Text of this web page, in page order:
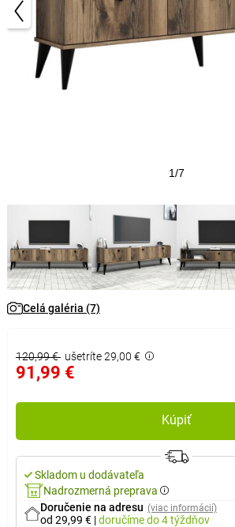
1/7
Celá galéria (7)
120,99 € ušetríte 29,00 €
91,99 €
Kúpiť
Skladom u dodávateľa
Nadrozmerná preprava
Doručenie na adresu (viac informácií)
od 29,99 € |doručímedo 4 týždňov